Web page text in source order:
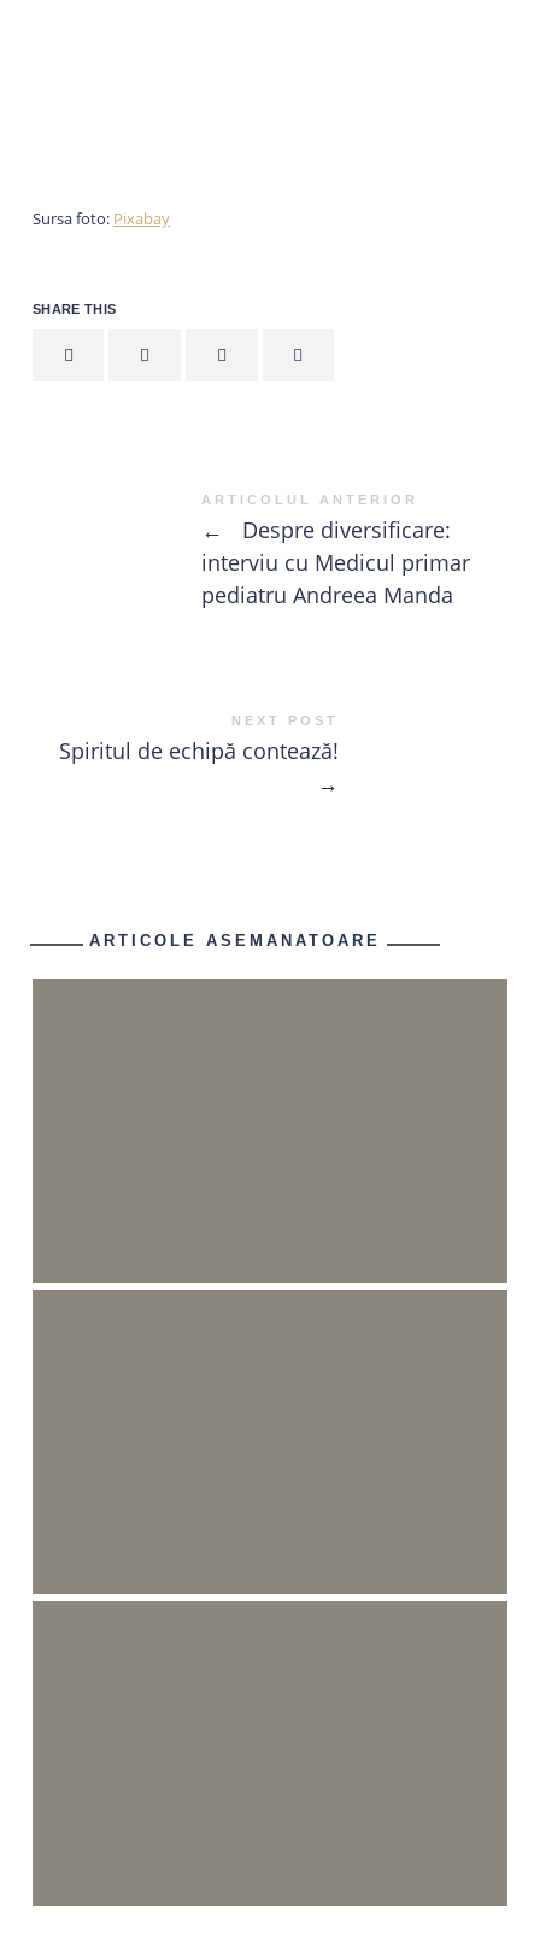
Sursa foto: Pixabay
SHARE THIS
ARTICOLUL ANTERIOR
←
Despre diversificare:
interviu cu Medicul primar
pediatru Andreea Manda
NEXT POST
Spiritul de echipă contează!
→
ARTICOLE ASEMANATOARE